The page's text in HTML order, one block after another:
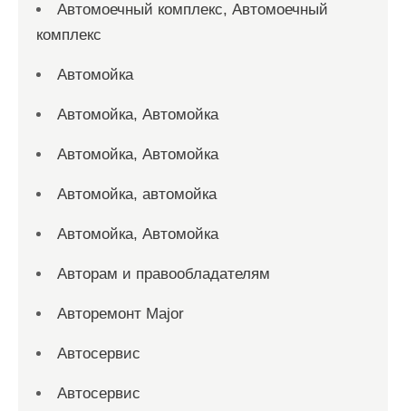
Автомоечный комплекс, Автомоечный
комплекс
Автомойка
Автомойка, Автомойка
Автомойка, Автомойка
Автомойка, автомойка
Автомойка, Автомойка
Авторам и правообладателям
Авторемонт Major
Автосервис
Автосервис